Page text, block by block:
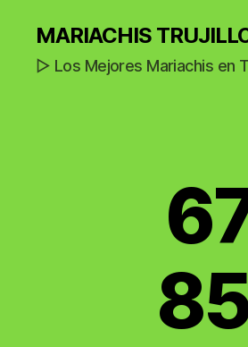
MARIACHIS
▷ Los Mejores Mariachis en